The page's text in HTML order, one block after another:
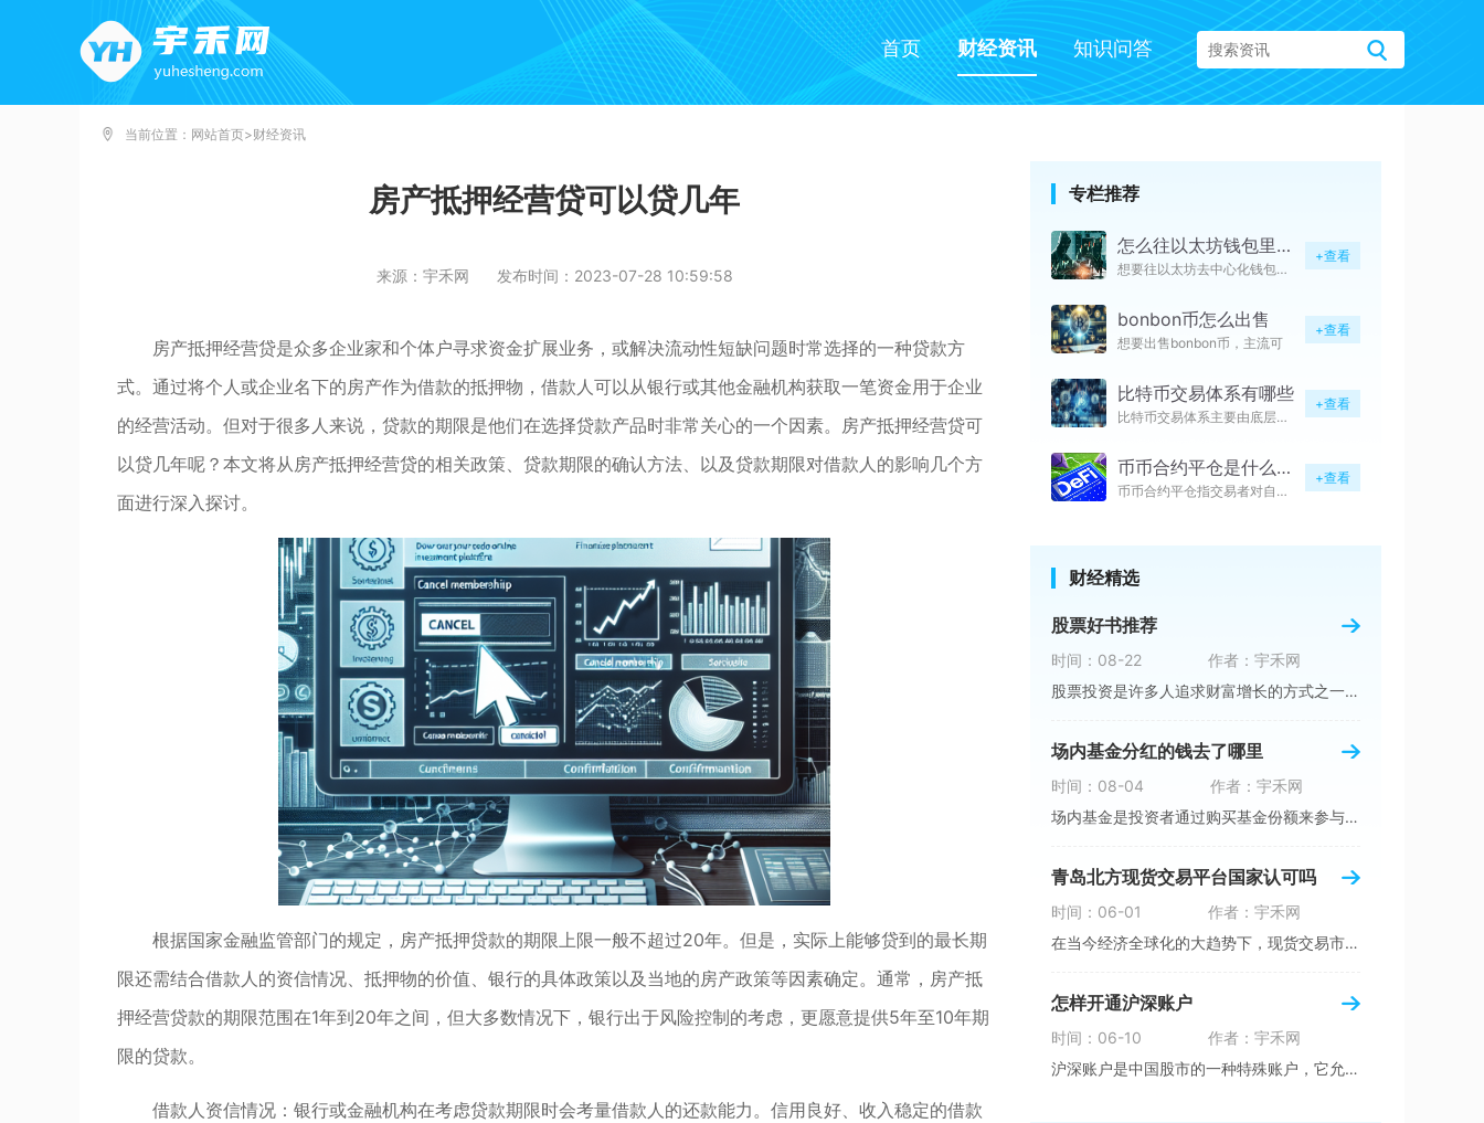
首页 财经资讯 知识问答
当前位置： 网站首页>财经资讯
房产抵押经营贷可以贷几年
来源：宇禾网 发布时间：2023-07-28 10:59:58
房产抵押经营贷是众多企业家和个体户寻求资金扩展业务，或解决流动性短缺问题时常选择的一种贷款方
式。通过将个人或企业名下的房产作为借款的抵押物，借款人可以从银行或其他金融机构获取一笔资金用于企业
的经营活动。但对于很多人来说，贷款的期限是他们在选择贷款产品时非常关心的一个因素。房产抵押经营贷可
以贷几年呢？本文将从房产抵押经营贷的相关政策、贷款期限的确认方法、以及贷款期限对借款人的影响几个方
面进行深入探讨。
根据国家金融监管部门的规定，房产抵押贷款的期限上限一般不超过20年。但是，实际上能够贷到的最长期
限还需结合借款人的资信情况、抵押物的价值、银行的具体政策以及当地的房产政策等因素确定。通常，房产抵
押经营贷款的期限范围在1年到20年之间，但大多数情况下，银行出于风险控制的考虑，更愿意提供5年至10年期
限的贷款。
借款人资信情况：银行或金融机构在考虑贷款期限时会考量借款人的还款能力。信用良好、收入稳定的借款
专栏推荐
怎么往以太坊钱包里面转usdt
想要往以太坊去中心化钱包转入U
+查看
bonbon币怎么出售
想要出售bonbon币，主流可
+查看
比特币交易体系有哪些
比特币交易体系主要由底层链上交
+查看
币币合约平仓是什么意思
币币合约平仓指交易者对自身持有
+查看
财经精选
股票好书推荐
时间：08-22
作者：宇禾网
股票投资是许多人追求财富增长的方式之一。对于
场内基金分红的钱去了哪里
时间：08-04
作者：宇禾网
场内基金是投资者通过购买基金份额来参与的一种
青岛北方现货交易平台国家认可吗
时间：06-01
作者：宇禾网
在当今经济全球化的大趋势下，现货交易市场作为
怎样开通沪深账户
时间：06-10
作者：宇禾网
沪深账户是中国股市的一种特殊账户，它允许投资